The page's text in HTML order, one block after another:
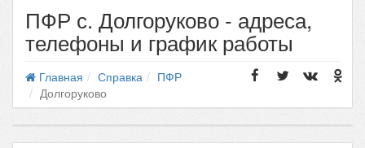
ПФР с. Долгоруково - адреса,
телефоны и график работы
Главная Справка
ПФР
Долгоруково